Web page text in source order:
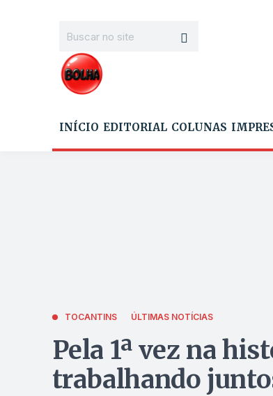
INÍCIO EDITORIAL COLUNAS
TOCANTINS ÚLTIMAS NOTÍCIAS
Pela 1ª vez na
trabalhando